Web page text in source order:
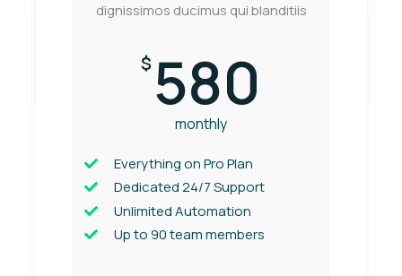
dignissimos ducimus qui blanditiis
$580
monthly
Everything on Pro Plan
Dedicated 24/7 Support
Unlimited Automation
Up to 90 team members